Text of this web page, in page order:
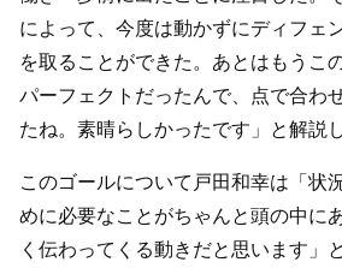
によって、今度は動かずにディフェ
を取ることができた。あとはもうこ
パーフェクトだったんで、点で合わ
たね。素晴らしかったです」と解説し
このゴールについて戸田和幸は「状
めに必要なことがちゃんと頭の中に
く伝わってくる動きだと思います」